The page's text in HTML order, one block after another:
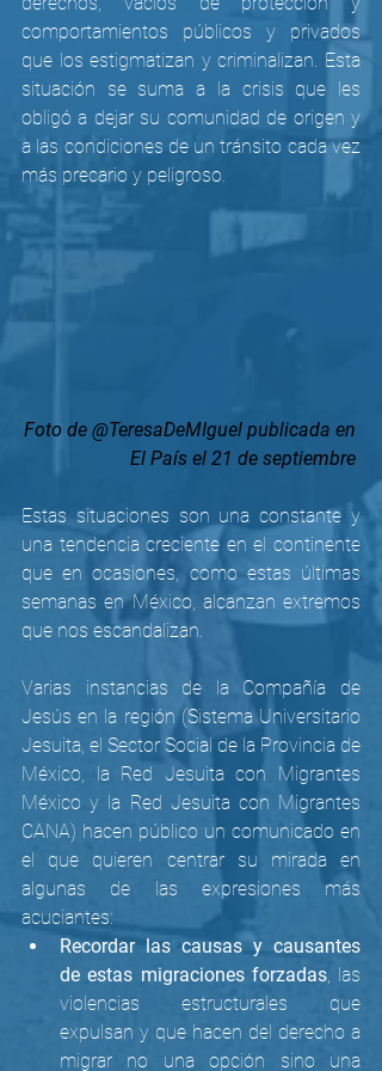
comportamientos públicos y privados
que los estigmatizan y criminalizan. Esta
situación se suma a la crisis que les
obligó a dejar su comunidad de origen y
a las condiciones de un tránsito cada vez
más precario y peligroso.
Foto de @TeresaDeMIguel publicada en
El País el 21 de septiembre
Estas situaciones son una constante y
una tendencia creciente en el continente
que en ocasiones, como estas últimas
semanas en México, alcanzan extremos
que nos escandalizan.
Varias instancias de la Compañía de
Jesús en la región (Sistema Universitario
Jesuita, el Sector Social de la Provincia de
México, la Red Jesuita con Migrantes
México y la Red Jesuita con Migrantes
CANA) hacen público un comunicado en
el que quieren centrar su mirada en
algunas de las expresiones más
acuciantes:
Recordar las causas y causantes
de estas migraciones forzadas, las
violencias estructurales que
expulsan y que hacen del derecho a
migrar no una opción sino una